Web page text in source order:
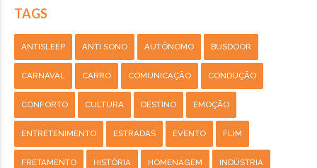
TAGS
ANTISLEEP ANTI SONO AUTÔNOMO BUSDOOR
CARNAVAL CARRO COMUNICAÇÃO CONDUÇÃO
CONFORTO CULTURA DESTINO EMOÇÃO
ENTRETENIMENTO ESTRADAS EVENTO FLIM
FRETAMENTO HISTÓRIA HOMENAGEM INDÚSTRIA